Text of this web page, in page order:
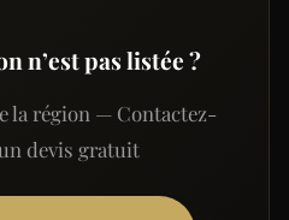
n’est pas listée ?
la région — Contactez-
devis gratuit